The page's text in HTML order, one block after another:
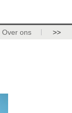
Over ons >>